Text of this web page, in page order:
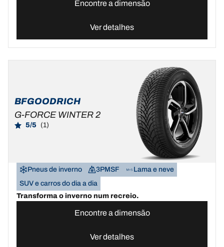
Encontre a dimensão
Ver detalhes
BFGOODRICH
G-FORCE WINTER 2
5/5 (1)
Pneus de inverno 3PMSF
Lama e neve
SUV e carros do dia a dia
Transforma o inverno num recreio.
Encontre a dimensão
Ver detalhes